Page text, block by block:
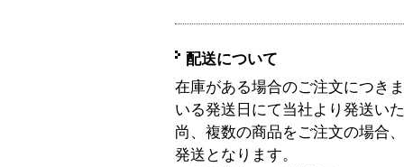
配送について
在庫がある場合のご注文につき
いる発送日にて当社より発送い
尚、複数の商品をご注文の場合
発送となります。